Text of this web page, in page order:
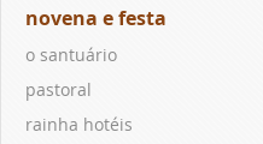
novena e festa
o santuário
pastoral
rainha hotéis